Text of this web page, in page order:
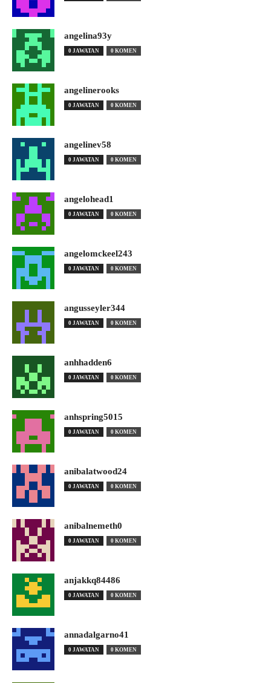
angelina93y
0 JAWATAN 0 KOMEN
angelinerooks
0 JAWATAN 0 KOMEN
angelinev58
0 JAWATAN 0 KOMEN
angelohead1
0 JAWATAN 0 KOMEN
angelomckeel243
0 JAWATAN 0 KOMEN
angusseyler344
0 JAWATAN 0 KOMEN
anhhadden6
0 JAWATAN 0 KOMEN
anhspring5015
0 JAWATAN 0 KOMEN
anibalatwood24
0 JAWATAN 0 KOMEN
anibalnemeth0
0 JAWATAN 0 KOMEN
anjakkq84486
0 JAWATAN 0 KOMEN
annadalgarno41
0 JAWATAN 0 KOMEN